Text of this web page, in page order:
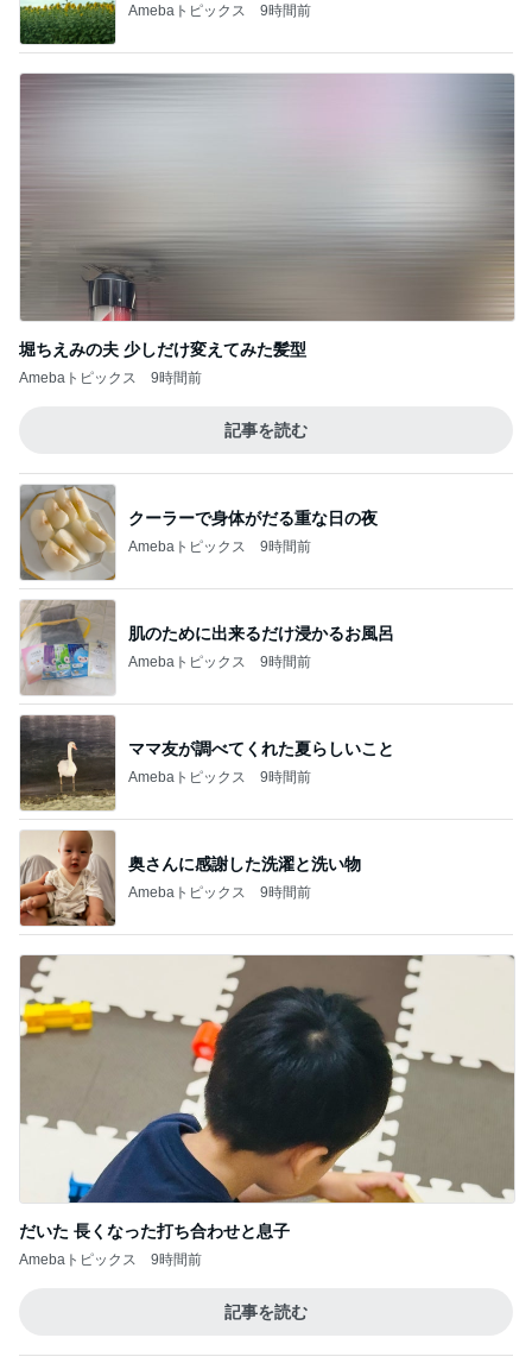
Amebaトピックス 9時間前
堀ちえみの夫 少しだけ変えてみた髪型
Amebaトピックス 9時間前
記事を読む
クーラーで身体がだる重な日の夜
Amebaトピックス 9時間前
肌のために出来るだけ浸かるお風呂
Amebaトピックス 9時間前
ママ友が調べてくれた夏らしいこと
Amebaトピックス 9時間前
奥さんに感謝した洗濯と洗い物
Amebaトピックス 9時間前
だいた 長くなった打ち合わせと息子
Amebaトピックス 9時間前
記事を読む